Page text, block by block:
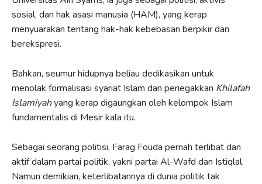
sosial, dan hak asasi manusia (HAM), yang kerap
menyuarakan tentang hak-hak kebebasan berpikir dan
berekspresi.
Bahkan, seumur hidupnya beliau dedikasikan untuk
menolak formalisasi syariat Islam dan penegakkan Khilafah
Islamiyahyang kerap digaungkan oleh kelompok Islam
fundamentalis di Mesir kala itu.
Sebagai seorang politisi, Farag Fouda pernah terlibat dan
aktif dalam partai politik, yakni partai Al-Wafd dan Istiqlal.
Namun demikian, keterlibatannya di dunia politik tak